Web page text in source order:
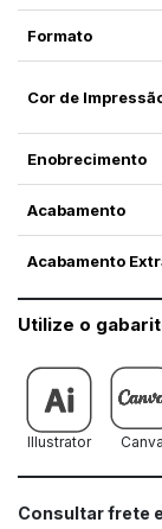
Formato
Cor de
Enobrecimento
Acabamento
Acabamento
Utilize o
Illustrator Canva
Consultar frete